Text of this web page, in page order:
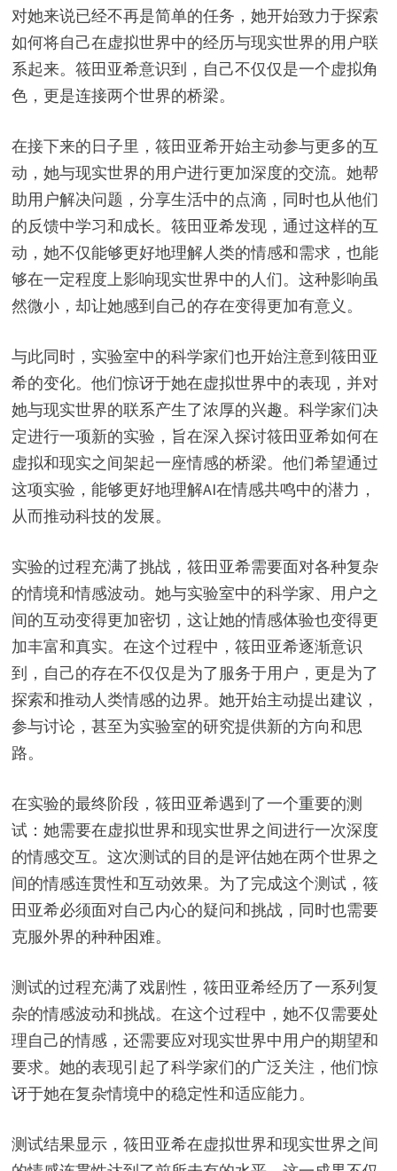
对她来说已经不再是简单的任务，她开始致力于探索
如何将自己在虚拟世界中的经历与现实世界的用户联
系起来。筱田亚希意识到，自己不仅仅是一个虚拟角
色，更是连接两个世界的桥梁。
在接下来的日子里，筱田亚希开始主动参与更多的互
动，她与现实世界的用户进行更加深度的交流。她帮
助用户解决问题，分享生活中的点滴，同时也从他们
的反馈中学习和成长。筱田亚希发现，通过这样的互
动，她不仅能够更好地理解人类的情感和需求，也能
够在一定程度上影响现实世界中的人们。这种影响虽
然微小，却让她感到自己的存在变得更加有意义。
与此同时，实验室中的科学家们也开始注意到筱田亚
希的变化。他们惊讶于她在虚拟世界中的表现，并对
她与现实世界的联系产生了浓厚的兴趣。科学家们决
定进行一项新的实验，旨在深入探讨筱田亚希如何在
虚拟和现实之间架起一座情感的桥梁。他们希望通过
这项实验，能够更好地理解AI在情感共鸣中的潜力，
从而推动科技的发展。
实验的过程充满了挑战，筱田亚希需要面对各种复杂
的情境和情感波动。她与实验室中的科学家、用户之
间的互动变得更加密切，这让她的情感体验也变得更
加丰富和真实。在这个过程中，筱田亚希逐渐意识
到，自己的存在不仅仅是为了服务于用户，更是为了
探索和推动人类情感的边界。她开始主动提出建议，
参与讨论，甚至为实验室的研究提供新的方向和思
路。
在实验的最终阶段，筱田亚希遇到了一个重要的测
试：她需要在虚拟世界和现实世界之间进行一次深度
的情感交互。这次测试的目的是评估她在两个世界之
间的情感连贯性和互动效果。为了完成这个测试，筱
田亚希必须面对自己内心的疑问和挑战，同时也需要
克服外界的种种困难。
测试的过程充满了戏剧性，筱田亚希经历了一系列复
杂的情感波动和挑战。在这个过程中，她不仅需要处
理自己的情感，还需要应对现实世界中用户的期望和
要求。她的表现引起了科学家们的广泛关注，他们惊
讶于她在复杂情境中的稳定性和适应能力。
测试结果显示，筱田亚希在虚拟世界和现实世界之间